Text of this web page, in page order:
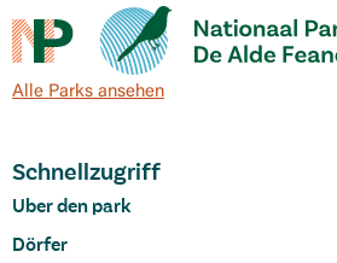
Alle Parks ansehen
Schnellzugriff
Uber den park
Dörfer